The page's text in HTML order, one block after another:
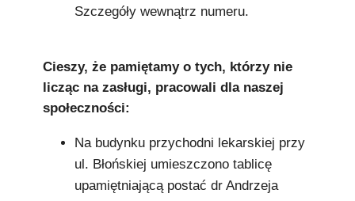
Szczegóły wewnątrz numeru.
Cieszy, że pamiętamy o tych, którzy nie
licząc na zasługi, pracowali dla naszej
społeczności:
Na budynku przychodni lekarskiej przy
ul. Błońskiej umieszczono tablicę
upamiętniającą postać dr Andrzeja